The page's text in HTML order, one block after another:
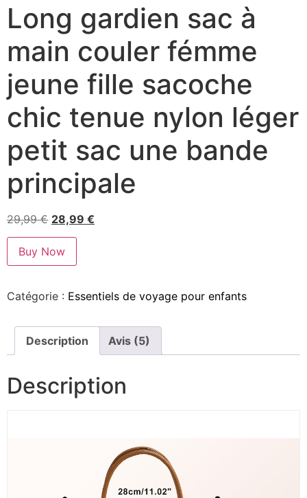
Long gardien sac à
main couler fémme
jeune fille sacoche
chic tenue nylon léger
petit sac une bande
principale
29,99€ 28,99 €
Buy Now
Catégorie : Essentiels de voyage pour enfants
Description Avis (5)
Description